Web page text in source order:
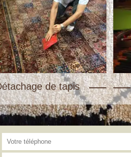
de tapis